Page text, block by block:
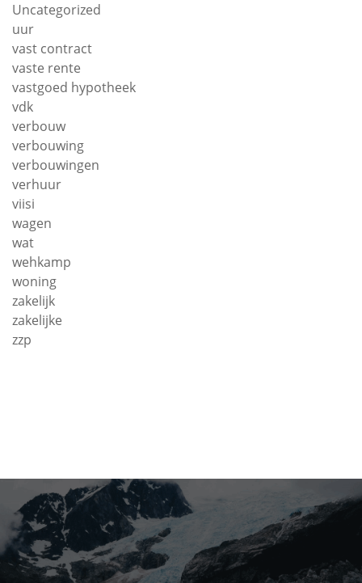
Uncategorized
uur
vast contract
vaste rente
vastgoed hypotheek
vdk
verbouw
verbouwing
verbouwingen
verhuur
viisi
wagen
wat
wehkamp
woning
zakelijk
zakelijke
zzp